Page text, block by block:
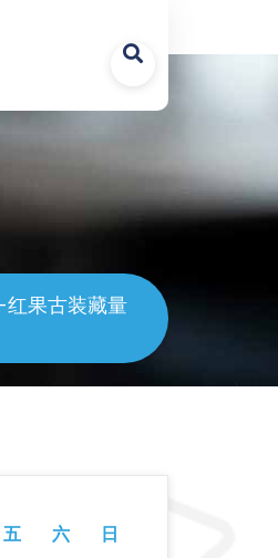
果古装藏量
五 六
日